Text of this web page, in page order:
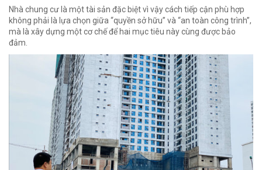
Nhà chung cư là một tài sản đặc biệt vì vậy cách tiếp cận phù hợp
không phải là lựa chọn giữa “quyền sở hữu” và “an toàn công trình”,
mà là xây dựng một cơ chế để hai mục tiêu này cùng được bảo
đảm.